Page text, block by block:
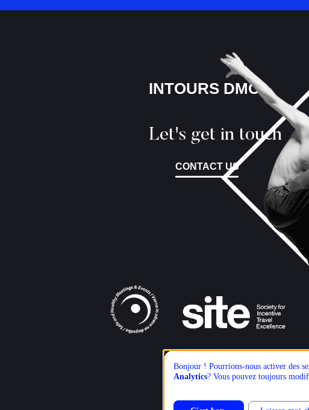
INTOURS DMC
Let's get in touch
CONTACT US
Bonjour ! Pourrions-nous activer des
Analytics? Vous pouvez toujours